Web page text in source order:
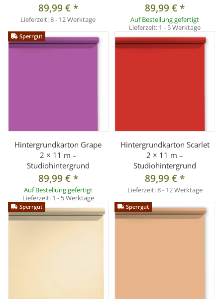
89,99 €*
Lieferzeit:8 - 12 Werktage
89,99 €*
Auf Bestellung gefertigt
Lieferzeit: 1 - 5 Werktage
Sperrgut
Hintergrundkarton Grape
2 × 11 m –
Studiohintergrund
89,99 €*
Auf Bestellung gefertigt
Lieferzeit: 1 - 5 Werktage
Hintergrundkarton Scarlet
2 × 11 m –
Studiohintergrund
89,99 €*
Lieferzeit:8 - 12 Werktage
Sperrgut Sperrgut